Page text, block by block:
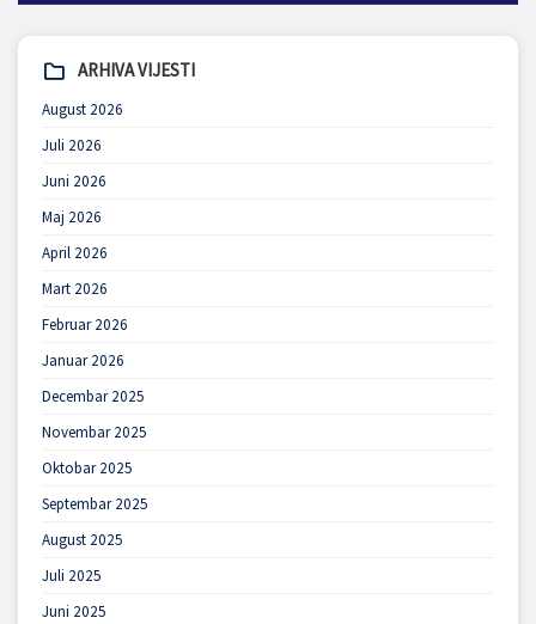
ARHIVA VIJESTI
August 2026
Juli 2026
Juni 2026
Maj 2026
April 2026
Mart 2026
Februar 2026
Januar 2026
Decembar 2025
Novembar 2025
Oktobar 2025
Septembar 2025
August 2025
Juli 2025
Juni 2025